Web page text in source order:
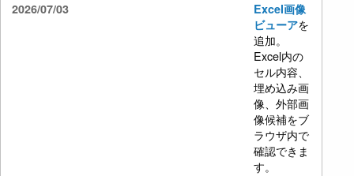
2026/07/03
Excel画像
ビューアを
追加。
Excel内の
セル内容、
埋め込み画
像、外部画
像候補をブ
ラウザ内で
確認できま
す。